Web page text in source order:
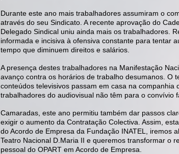
Durante este ano mais trabalhadores assumiram o
através do seu Sindicato. A recente aprovação do
Delegado Sindical uniu ainda mais os trabalhadores.
informada e incisiva à ofensiva constante para tentar
tempo que diminuem direitos e salários.
A presença destes trabalhadores na Manifestação
avanço contra os horários de trabalho desumanos. O
conteúdos televisivos passam em casa na companhia
trabalhadores do audiovisual não têm para o convívio
Camaradas, este ano permitiu também dar passos
exigir o aumento da Contratação Colectiva. Assim,
do Acordo de Empresa da Fundação INATEL, iremos
Teatro Nacional D.Maria II e queremos transformar o
pessoal do OPART em Acordo de Empresa.